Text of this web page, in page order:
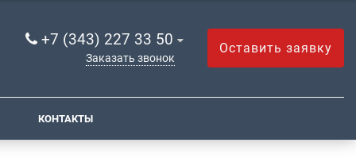
+7 (343) 227 33 50
Заказать звонок
Оставить заявку
КОНТАКТЫ